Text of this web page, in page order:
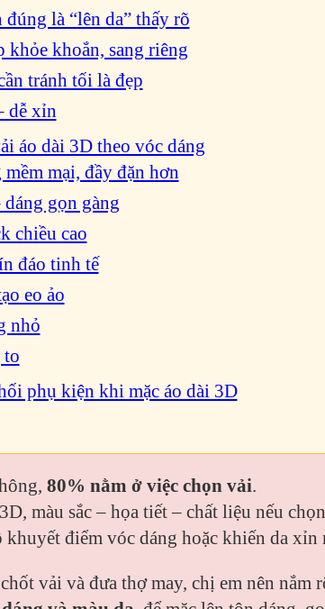
là “lên da” thấy rõ
khỏe khoắn, sang riêng
tránh tối là đẹp
dễ xỉn
áo dài 3D theo vóc dáng
mại, đầy đặn hơn
gọn gàng
chiều cao
đáo tinh tế
eo ảo
nhỏ
to
phụ kiện khi mặc áo dài 3D
80% nằm ở việc chọn vải.
màu sắc – họa tiết – chất liệu nếu
khuyết điểm vóc dáng hoặc khiến da xỉn
vải và đưa thợ may, chị em nên nắm